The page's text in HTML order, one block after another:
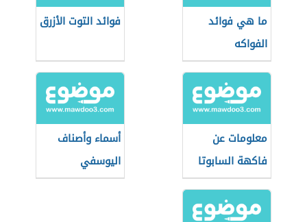
ما هي فوائد
الفواكه
فوائد التوت الأزرق
معلومات عن
فاكهة السابوتا
أسماء وأصناف
اليوسفي